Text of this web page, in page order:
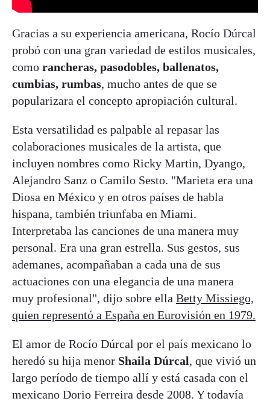
Gracias a su experiencia americana, Rocío Dúrcal
probó con una gran variedad de estilos musicales,
como rancheras, pasodobles, ballenatos,
cumbias, rumbas, mucho antes de que se
popularizara el concepto apropiación cultural.
Esta versatilidad es palpable al repasar las
colaboraciones musicales de la artista, que
incluyen nombres como Ricky Martin, Dyango,
Alejandro Sanz o Camilo Sesto. "Marieta era una
Diosa en México y en otros países de habla
hispana, también triunfaba en Miami.
Interpretaba las canciones de una manera muy
personal. Era una gran estrella. Sus gestos, sus
ademanes, acompañaban a cada una de sus
actuaciones con una elegancia de una manera
muy profesional", dijo sobre ella Betty Missiego,
quien representó a España en Eurovisión en 1979.
El amor de Rocío Dúrcal por el país mexicano lo
heredó su hija menor Shaila Dúrcal, que vivió un
largo período de tiempo allí y está casada con el
mexicano Dorio Ferreira desde 2008. Y todavía